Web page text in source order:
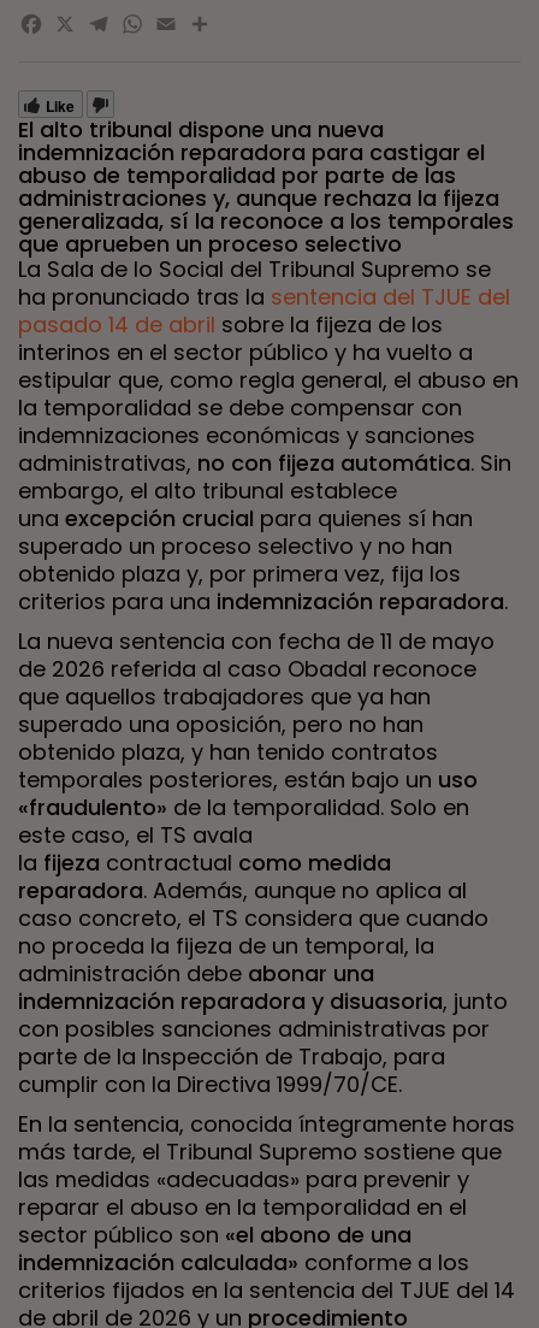
Like
El alto tribunal dispone una nueva
indemnización reparadora para castigar el
abuso de temporalidad por parte de las
administraciones y, aunque rechaza la fijeza
generalizada, sí la reconoce a los temporales
que aprueben un proceso selectivo
La Sala de lo Social del Tribunal Supremo se
ha pronunciado tras la sentencia del TJUE del
pasado 14 de abril sobre la fijeza de los
interinos en el sector público y ha vuelto a
estipular que, como regla general, el abuso en
la temporalidad se debe compensar con
indemnizaciones económicas y sanciones
administrativas, no con fijeza automática. Sin
embargo, el alto tribunal establece
una excepción crucial para quienes sí han
superado un proceso selectivo y no han
obtenido plaza y, por primera vez, fija los
criterios para una indemnización reparadora.
La nueva sentencia con fecha de 11 de mayo
de 2026 referida al caso Obadal reconoce
que aquellos trabajadores que ya han
superado una oposición, pero no han
obtenido plaza, y han tenido contratos
temporales posteriores, están bajo un uso
«fraudulento» de la temporalidad. Solo en
este caso, el TS avala
la fijeza contractual como medida
reparadora. Además, aunque no aplica al
caso concreto, el TS considera que cuando
no proceda la fijeza de un temporal, la
administración debe abonar una
indemnización reparadora y disuasoria, junto
con posibles sanciones administrativas por
parte de la Inspección de Trabajo, para
cumplir con la Directiva 1999/70/CE.
En la sentencia, conocida íntegramente horas
más tarde, el Tribunal Supremo sostiene que
las medidas «adecuadas» para prevenir y
reparar el abuso en la temporalidad en el
sector público son «el abono de una
indemnización calculada» conforme a los
criterios fijados en la sentencia del TJUE del 14
de abril de 2026 y un procedimiento
Facebook
X Telegram
WhatsApp
EmailCompartir